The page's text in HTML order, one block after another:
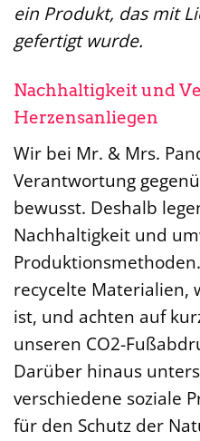
ein Produkt, das mit
gefertigt wurde.
Nachhaltigkeit und
Herzensanliegen
Wir bei Mr. & Mrs.
Verantwortung
bewusst. Deshalb
Nachhaltigkeit und
recycelte Materialien,
ist, und achten auf
unseren CO2-
Darüber hinaus
verschiedene soziale
für den Schutz der